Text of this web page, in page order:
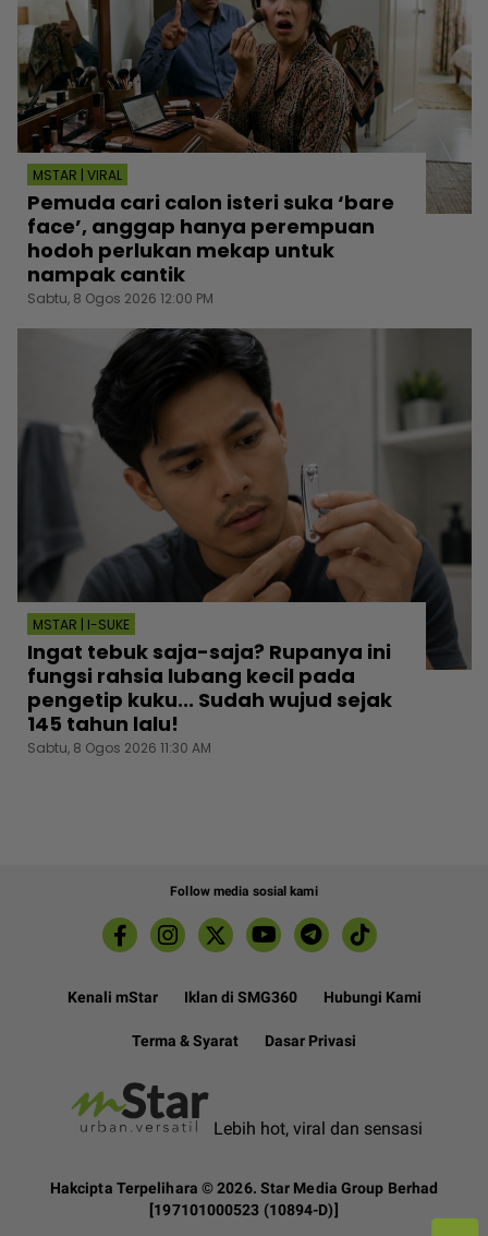
MSTAR | VIRAL
Pemuda cari calon isteri suka ‘bare
face’, anggap hanya perempuan
hodoh perlukan mekap untuk
nampak cantik
Sabtu, 8 Ogos 2026 12:00 PM
MSTAR | I-SUKE
Ingat tebuk saja-saja? Rupanya ini
fungsi rahsia lubang kecil pada
pengetip kuku... Sudah wujud sejak
145 tahun lalu!
Sabtu, 8 Ogos 2026 11:30 AM
Follow media sosial kami
Kenali mStar Iklan di SMG360 Hubungi Kami
Terma & Syarat Dasar Privasi
Lebih hot, viral dan sensasi
Hakcipta Terpelihara ©2026. Star Media Group Berhad
[197101000523 (10894-D)]